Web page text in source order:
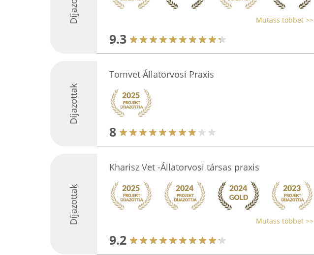
Mutass többet >>
9.3
Díjazottak
Tomvet Állatorvosi Praxis
8
Díjazottak
Kharisz Vet -Állatorvosi társas praxis
Mutass többet >>
9.2